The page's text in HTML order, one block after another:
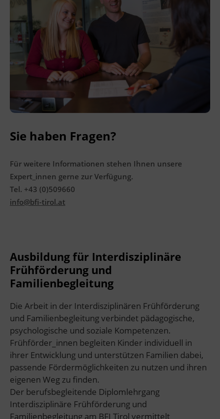
Ingenieurzertifizierung
BFI Reutte
BFI Schwaz
Sie haben Fragen?
Für weitere Informationen stehen Ihnen unsere
Expert_innen gerne zur Verfügung.
Tel. +43 (0)509660
info@bfi-tirol.at
Ausbildung für Interdisziplinäre
Frühförderung und
Familienbegleitung
Die Arbeit in der Interdisziplinären Frühförderung
und Familienbegleitung verbindet pädagogische,
psychologische und soziale Kompetenzen.
Frühförder_innen begleiten Kinder individuell in
ihrer Entwicklung und unterstützen Familien dabei,
passende Fördermöglichkeiten zu nutzen und ihren
eigenen Weg zu finden.
Der berufsbegleitende Diplomlehrgang
Interdisziplinäre Frühförderung und
Familienbegleitung am BFI Tirol vermittelt